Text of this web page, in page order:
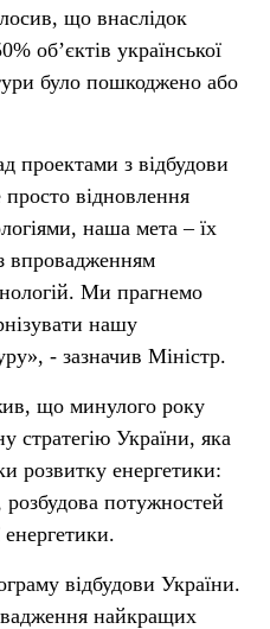
що внаслідок
об’єктів української
було пошкоджено або
проектами з відбудови
відновлення
наша мета – їх
впровадженням
Ми прагнемо
нашу
- зазначив Міністр.
що минулого року
стратегію України, яка
розвитку енергетики:
розбудова потужностей
відбудови України.
найкращих